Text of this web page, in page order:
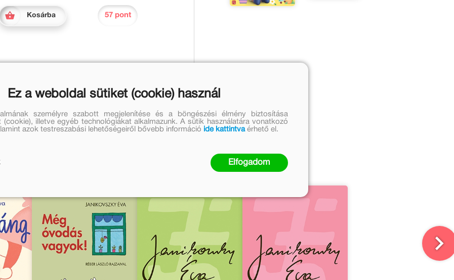
Kosárba 57 pont
is, nagymamám is, nagypapám is, Micike is, a
Még én se.
művei Réber László további művei
Ez a weboldal sütiket (cookie) használ
személyre szabott megjelenítése és a böngészési élmény biztosítása
(cookie), illetve egyéb technológiákat alkalmazunk. A sütik használatára vonatkozó
azok testreszabási lehetőségeiről bővebb információ ide kattintvaérhető el.
Elfogadom